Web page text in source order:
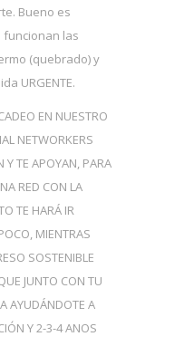
Bueno es
funcionan las
(quebrado) y
URGENTE.
EN NUESTRO
NETWORKERS
Y TE APOYAN, PARA
RED CON LA
TE HARÁ IR
MIENTRAS
SOSTENIBLE
JUNTO CON TU
AYUDÁNDOTE A
Y 2-3-4 ANOS